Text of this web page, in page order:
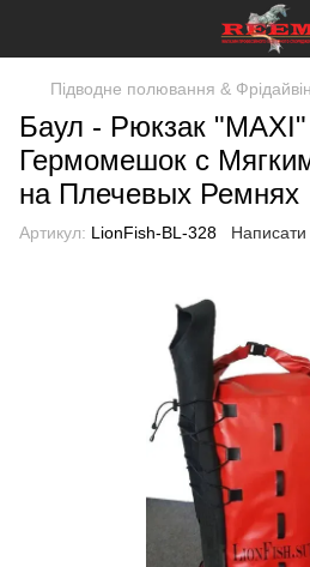
Підводне полювання &
Баул - Рюкзак
Гермомешок с
на Плечевых Ремнях
Артикул: LionFish-BL-328 Написати